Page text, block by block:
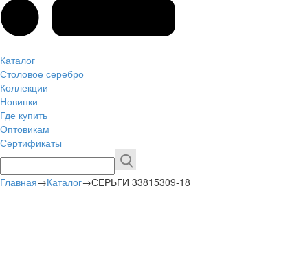
Каталог
Столовое серебро
Коллекции
Новинки
Где купить
Оптовикам
Сертификаты
Главная→Каталог→СЕРЬГИ 33815309-18